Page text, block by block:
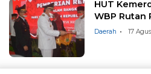
HUT
WBP Rutan
Daerah 17